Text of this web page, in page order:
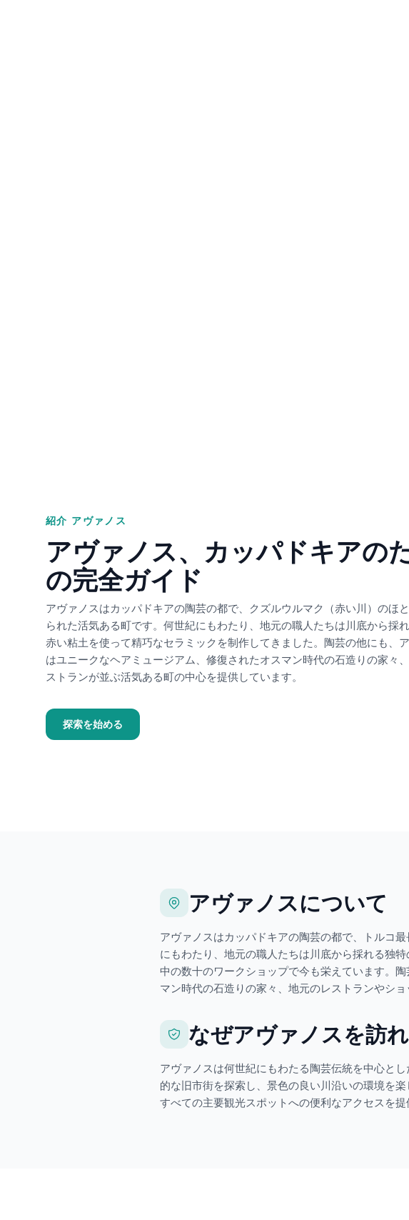
紹介 アヴァノス
アヴァノス、カッパドキアの
の完全ガイド
アヴァノスはカッパドキアの陶芸の都で、クズルウルマク（赤い川）のほ
られた活気ある町です。何世紀にもわたり、地元の職人たちは川底から採
赤い粘土を使って精巧なセラミックを制作してきました。陶芸の他にも、
はユニークなヘアミュージアム、修復されたオスマン時代の石造りの家々
ストランが並ぶ活気ある町の中心を提供しています。
探索を始める
アヴァノスについて
アヴァノスはカッパドキアの陶芸の都で、トルコ
にもわたり、地元の職人たちは川底から採れる独
中の数十のワークショップで今も栄えています。
マン時代の石造りの家々、地元のレストランやシ
なぜアヴァノスを訪
アヴァノスは何世紀にもわたる陶芸伝統を中心と
的な旧市街を探索し、景色の良い川沿いの環境を
すべての主要観光スポットへの便利なアクセスを提